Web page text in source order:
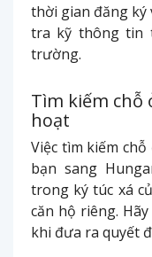
thời gian đăng ký
tra kỹ thông tin
trường.
Tìm kiếm chỗ
hoạt
Việc tìm kiếm
bạn sang
trong ký túc xá
căn hộ riêng.
khi đưa ra quyết